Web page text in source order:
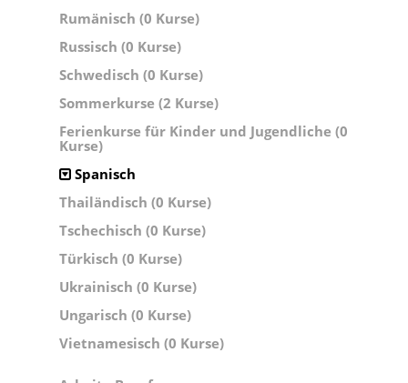
Rumänisch (0 Kurse)
Russisch (0 Kurse)
Schwedisch (0 Kurse)
Sommerkurse (2 Kurse)
Ferienkurse für Kinder und Jugendliche (0
Kurse)
Spanisch
Thailändisch (0 Kurse)
Tschechisch (0 Kurse)
Türkisch (0 Kurse)
Ukrainisch (0 Kurse)
Ungarisch (0 Kurse)
Vietnamesisch (0 Kurse)